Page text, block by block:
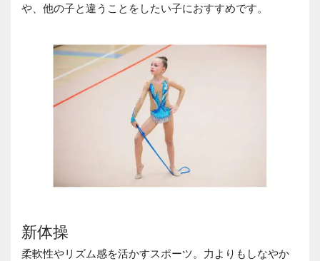
や、他の子と違うことをしたい子におすすめです。
新体操
柔軟性やリズム感を活かすスポーツ。力よりもしなやか